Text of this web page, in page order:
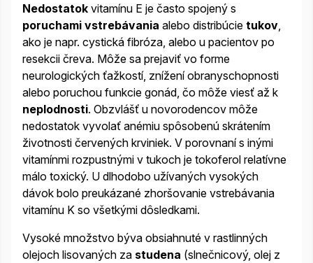
Nedostatok vitamínu E je často spojený s
poruchami vstrebávania alebo distribúcie tukov
ako je napr. cystická fibróza, alebo u pacientov po
resekcii čreva. Môže sa prejaviť vo forme
neurologických ťažkostí, znížení obranyschopnosti
alebo poruchou funkcie gonád, čo môže viesť až k
neplodnosti. Obzvlášť u novorodencov môže
nedostatok vyvolať anémiu spôsobenú skrátením
životnosti červených krviniek. V porovnaní s inými
vitamínmi rozpustnými v tukoch je tokoferol relatívne
málo toxický. U dlhodobo užívaných vysokých
dávok bolo preukázané zhoršovanie vstrebávania
vitamínu K so všetkými dôsledkami.
Vysoké množstvo býva obsiahnuté v rastlinných
olejoch lisovaných za studena (slnečnicový, olej z